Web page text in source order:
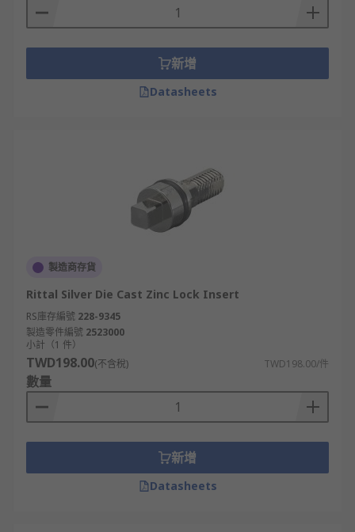
選購機櫃鎖的考量因素
在選購機櫃鎖時，需依據應用需求、安裝環境與預
算，挑選最合適的解決方案。
確認安裝孔位、固定方式與櫃體材
質，確保把手鎖能順利安裝並穩固運作。
不鏽鋼、鋅合金與工程塑膠是常見材質。
勢。
所需的環境防護:針對防塵、防水需求選擇具備
IP 等級的機櫃鎖，適合戶外或高濕度工業環
境。
外觀與人體工學:
鎖柄設計需兼顧美觀與操作舒
適度，例如旋轉或壓扣式把手鎖，更符合高頻
使用需求。
立即在 RS 台灣選購及批發
您所需的機箱櫃鎖
新增
Datasheets
製造商存貨
Rittal Silver Die Cast Zinc Lock Insert
RS庫存編號 228-9345
製造零件編號 2523000
小計（1 件）
TWD198.00(不含稅) TWD198.00/件
數量
新增
Datasheets